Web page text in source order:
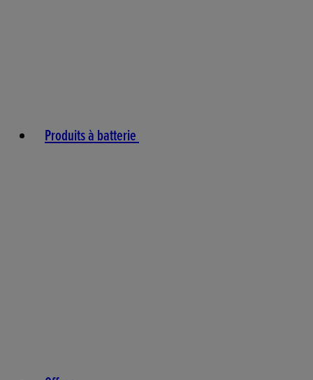
Produits à batterie